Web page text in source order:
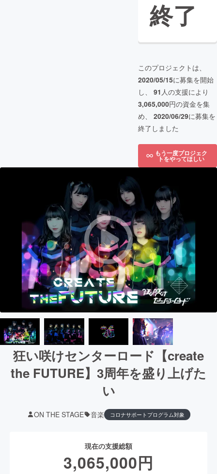
終了
このプロジェクトは、
2020/05/15に募集を開始
し、 91 人の支援により
3,065,000円の資金を集
め、 2020/06/29に募集を
終了しました
もう一度プロジェク
トをやってほしい
狂い咲けセンターロード【create
the FUTURE】3周年を盛り上げた
い
ON THE STAGE 音楽 コロナサポートプログラム対象
現在の支援総額
3,065,000円